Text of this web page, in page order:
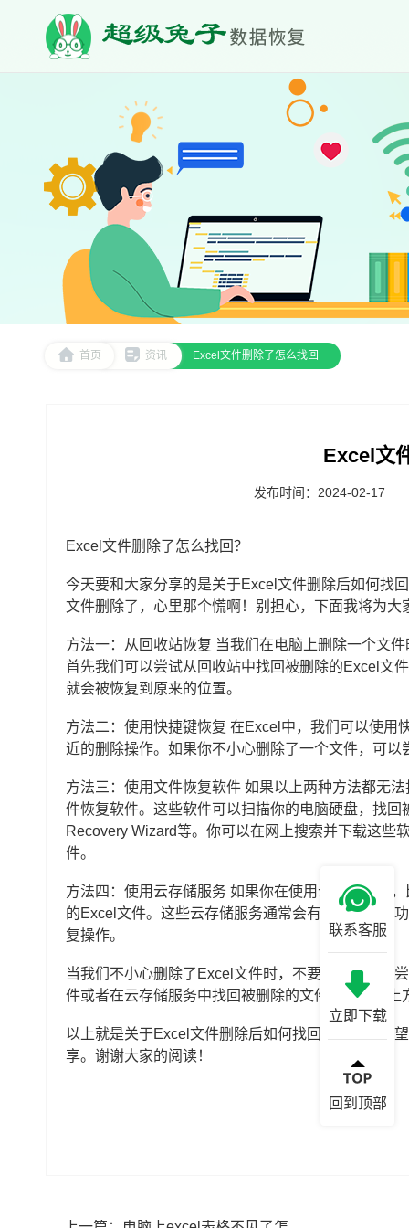
首页 资讯 Excel文件删除了怎么找回
Excel文
发布时间：2024-02-17
Excel文件删除了怎么找回？
今天要和大家分享的是关于Excel文件删除后如何找
文件删除了，心里那个慌啊！别担心，下面我将为
方法一：从回收站恢复 当我们在电脑上删除一个文
首先我们可以尝试从回收站中找回被删除的Excel文
就会被恢复到原来的位置。
方法二：使用快捷键恢复 在Excel中，我们可以使用
近的删除操作。如果你不小心删除了一个文件，可以
方法三：使用文件恢复软件 如果以上两种方法都无
件恢复软件。这些软件可以扫描你的电脑硬盘，找
Recovery Wizard等。你可以在网上搜索并下载这些
件。
方法四：使用云存储服务 如果你在使用云存储服务
的Excel文件。这些云存储服务通常会有文件恢复的
复操作。
当我们不小心删除了Excel文件时，不要慌张，可以
件或者在云存储服务中找回被删除的文件。希望以
以上就是关于Excel文件删除后如何找回的方法，希
享。谢谢大家的阅读！
联系客服
立即下载
回到顶部